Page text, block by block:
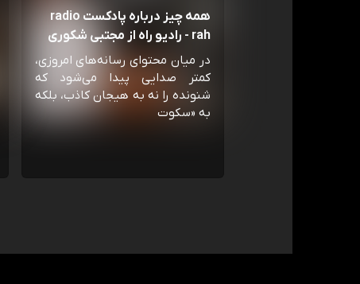
همه چیز درباره پادکست radio
rah - رادیو راه از مجتبی شکوری
در میان محتوای رسانه‌های امروزی،
کمتر صدایی پیدا می‌شود که
شنونده را نه به هیجان کاذب، بلکه
به «سکوت